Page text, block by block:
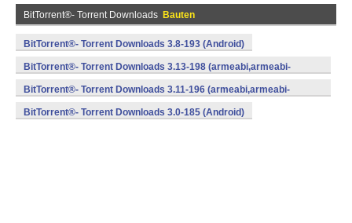
BitTorrent®- Torrent Downloads Bauten
BitTorrent®- Torrent Downloads 3.8-193 (Android)
BitTorrent®- Torrent Downloads 3.13-198 (armeabi,armeabi-
v7a,x86) (Android)
BitTorrent®- Torrent Downloads 3.11-196 (armeabi,armeabi-
v7a,x86) (Android)
BitTorrent®- Torrent Downloads 3.0-185 (Android)